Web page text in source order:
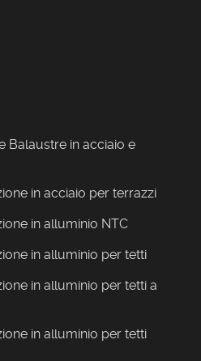
Balaustre in acciaio e
in acciaio per terrazzi
in alluminio NTC
in alluminio per tetti
in alluminio per tetti a
in alluminio per tetti